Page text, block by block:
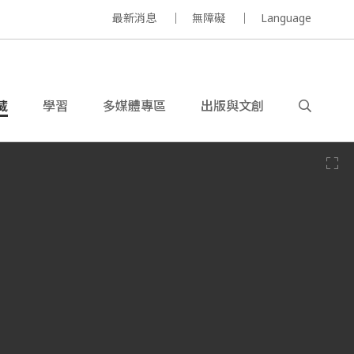
最新消息 無障礙 Language
學習 多媒體專區 出版與文創